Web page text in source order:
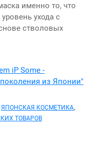
именно то, что
ухода с
стволовых
iP Some -
из Японии"
ЯПОНСКАЯ КОСМЕТИКА,
ТОВАРОВ